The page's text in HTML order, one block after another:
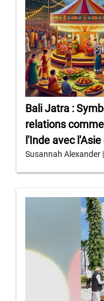
Bali Jatra :
relations
l'Inde avec
Susannah Alexander